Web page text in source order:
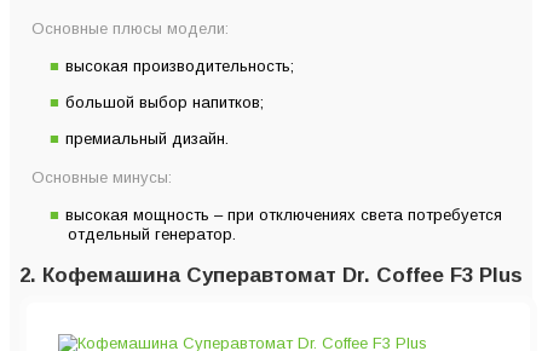
Основные плюсы модели:
высокая производительность;
большой выбор напитков;
премиальный дизайн.
Основные минусы:
высокая мощность – при отключениях света потребуется
отдельный генератор.
2. Кофемашина Суперавтомат Dr. Coffee F3 Plus